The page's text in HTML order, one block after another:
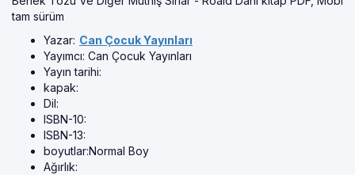
tam sürüm
Yazar: Can Çocuk Yayınları
Yayımcı: Can Çocuk Yayınları
Yayın tarihi:
kapak:
Dil:
ISBN-10:
ISBN-13:
boyutlar:Normal Boy
Ağırlık: